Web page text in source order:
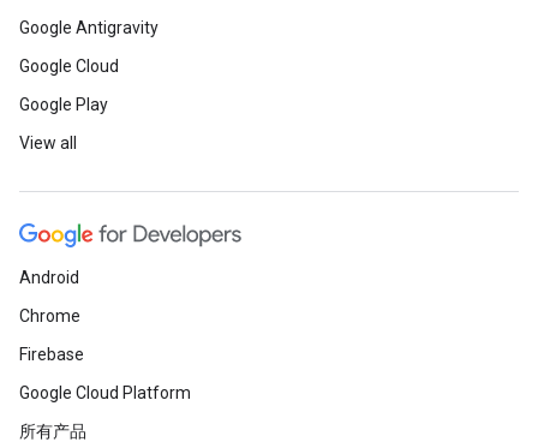
Google Antigravity
Google Cloud
Google Play
View all
Android
Chrome
Firebase
Google Cloud Platform
所有产品